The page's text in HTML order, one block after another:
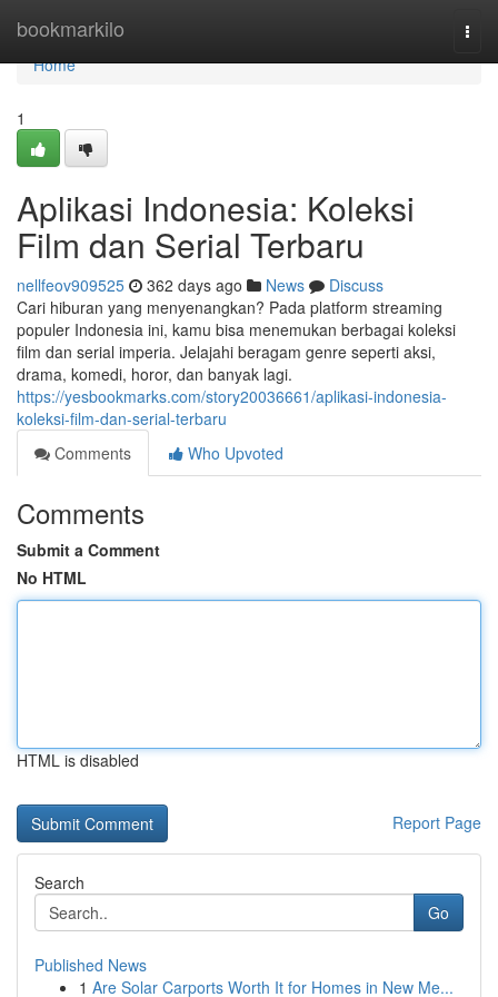
bookmarkilo
Home
Home
1
Aplikasi Indonesia: Koleksi
Film dan Serial Terbaru
nellfeov909525 362 days ago News
Discuss
Cari hiburan yang menyenangkan? Pada platform streaming
populer Indonesia ini, kamu bisa menemukan berbagai koleksi
film dan serial imperia. Jelajahi beragam genre seperti aksi,
drama, komedi, horor, dan banyak lagi.
https://yesbookmarks.com/story20036661/aplikasi-indonesia-
koleksi-film-dan-serial-terbaru
Comments
Who Upvoted
Comments
Submit a Comment
No HTML
HTML is disabled
Report Page
Search
Go
Published News
1 Are Solar Carports Worth It for Homes in New Me...